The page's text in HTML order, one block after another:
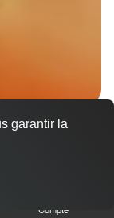
Compte
garantir la